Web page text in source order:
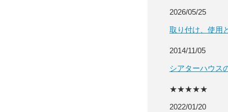
2026/05/25
取り付け、使用
2014/11/05
シアターハウス
★★★★★
2022/01/20